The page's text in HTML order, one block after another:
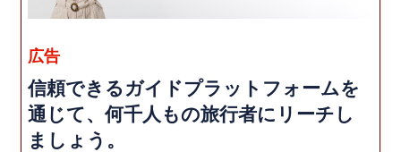
広告
信頼できるガイドプラットフォームを
通じて、何千人もの旅行者にリーチし
ましょう。